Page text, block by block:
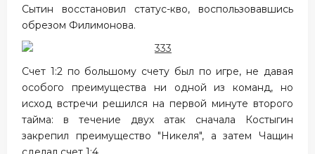
Сытин восстановил статус-кво, воспользовавшись
обрезом Филимонова.
Счет 1:2 по большому счету был по игре, не давая
особого преимущества ни одной из команд, но
исход встречи решился на первой минуте второго
тайма: в течение двух атак сначала Костыгин
закрепил преимущество "Никеля", а затем Чащин